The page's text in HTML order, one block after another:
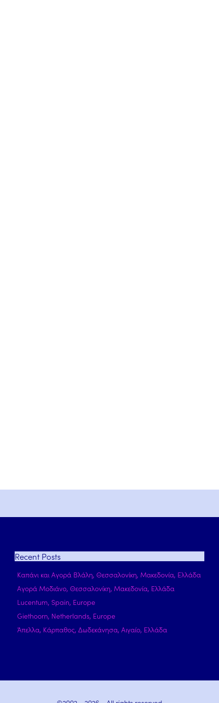
Recent Posts
Καπάνι και Αγορά Βλάλη, Θεσσαλονίκη, Μακεδονία, Ελλάδα
Αγορά Μοδιάνο, Θεσσαλονίκη, Μακεδονία, Ελλάδα
Lucentum, Spain, Europe
Giethoorn, Netherlands, Europe
Άπελλα, Κάρπαθος, Δωδεκάνησα, Αιγαίο, Ελλάδα